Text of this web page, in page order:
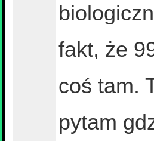
fakt, że
coś tam.
pytam